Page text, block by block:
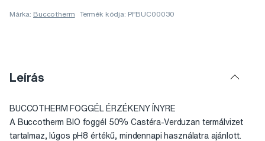
Márka: Buccotherm Termék kódja: PFBUC00030
Leírás
BUCCOTHERM FOGGÉL ÉRZÉKENY ÍNYRE
A Buccotherm BIO foggél 50% Castéra-Verduzan termálvizet
tartalmaz, lúgos pH8 értékű, mindennapi használatra ajánlott.